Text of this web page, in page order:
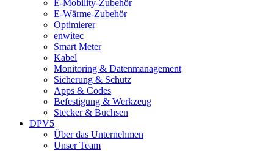
E-Mobility-Zubehör
E-Wärme-Zubehör
Optimierer
enwitec
Smart Meter
Kabel
Monitoring & Datenmanagement
Sicherung & Schutz
Apps & Codes
Befestigung & Werkzeug
Stecker & Buchsen
DPV5
Über das Unternehmen
Unser Team